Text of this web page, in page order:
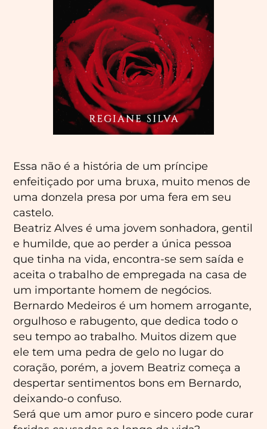
Menu
Principal
Essa não é a história de um príncipe
enfeitiçado por uma bruxa, muito menos de
uma donzela presa por uma fera em seu
castelo.
Beatriz Alves é uma jovem sonhadora, gentil
e humilde, que ao perder a única pessoa
que tinha na vida, encontra-se sem saída e
aceita o trabalho de empregada na casa de
um importante homem de negócios.
Bernardo Medeiros é um homem arrogante,
orgulhoso e rabugento, que dedica todo o
seu tempo ao trabalho. Muitos dizem que
ele tem uma pedra de gelo no lugar do
coração, porém, a jovem Beatriz começa a
despertar sentimentos bons em Bernardo,
deixando-o confuso.
Será que um amor puro e sincero pode curar